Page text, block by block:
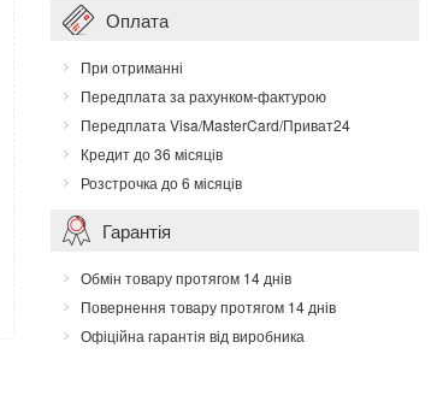
Оплата
При отриманні
Передплата за рахунком-фактурою
Передплата Visa/MasterCard/Приват24
Кредит до 36 місяців
Розстрочка до 6 місяців
Гарантія
Обмін товару протягом 14 днів
Повернення товару протягом 14 днів
Офіційна гарантія від виробника